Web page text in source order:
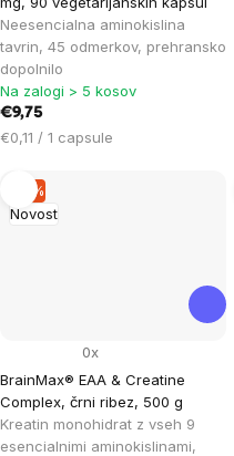
Neesencialna aminokislina
tavrin, 45 odmerkov, prehransko
dopolnilo
Na zalogi > 5 kosov
€9,75
Cena
enoto:
€0,11 / 1 capsule
Novost
–6 %
BrainMax® EAA & Creatine
Complex, črni ribez, 500 g
Kreatin monohidrat z vseh 9
esencialnimi aminokislinami,
0x